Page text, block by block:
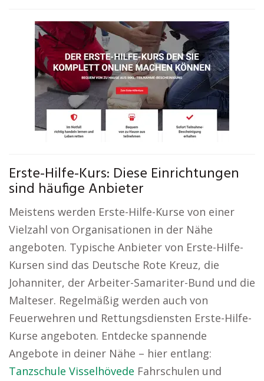
Erste-Hilfe-Kurs: Diese Einrichtungen
sind häufige Anbieter
Meistens werden Erste-Hilfe-Kurse von einer
Vielzahl von Organisationen in der Nähe
angeboten. Typische Anbieter von Erste-Hilfe-
Kursen sind das Deutsche Rote Kreuz, die
Johanniter, der Arbeiter-Samariter-Bund und die
Malteser. Regelmäßig werden auch von
Feuerwehren und Rettungsdiensten Erste-Hilfe-
Kurse angeboten. Entdecke spannende
Angebote in deiner Nähe – hier entlang:
Tanzschule Visselhövede Fahrschulen und